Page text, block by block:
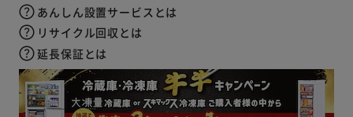
あんしん設置サービスとは
リサイクル回収とは
延長保証とは